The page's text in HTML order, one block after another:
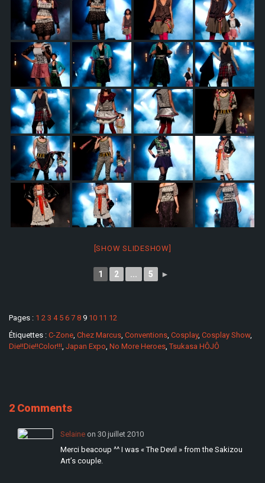
[SHOW SLIDESHOW]
1 2 ... 5 ►
Pages : 1 2 3 4 5 6 7 8 9 10 11 12
Étiquettes : C-Zone, Chez Marcus, Conventions, Cosplay, Cosplay Show,
Die!!Die!!Color!!!, Japan Expo, No More Heroes,Tsukasa HÔJÔ
2 Comments
Selaine on 30 juillet 2010
Merci beacoup ^^ I was « The Devil » from the Sakizou
Art’s couple.